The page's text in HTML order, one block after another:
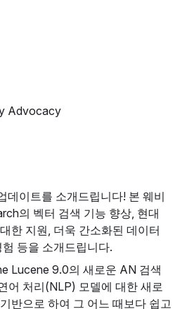
Advocacy
데이트를 소개드립니다! 본 웨비
의 벡터 검색 기능 향상, 현대
한 지원, 더욱 간소화된 데이터
등을 소개드립니다.
Lucene 9.0의 새로운 AN 검색
어 처리(NLP) 모델에 대한 새로
반으로 하여 그 어느 때보다 쉽고